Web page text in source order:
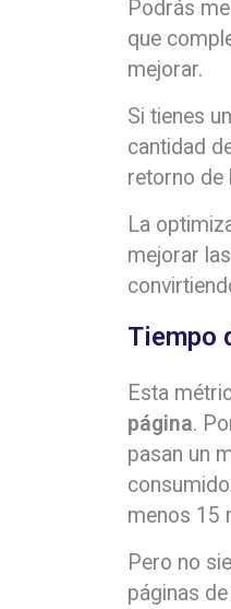
Podrás
que
mejorar.
Si tienes
cantidad
retorno de
La
mejorar
Tiempo
Esta
página.
pasan un
menos 15
Pero no
páginas